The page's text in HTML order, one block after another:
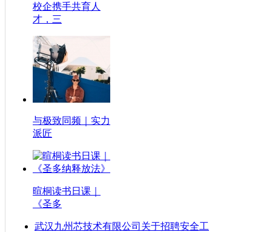
校企携手共育人
才，三
与极致同频｜实力
派匠
暄桐读书日课｜
《圣多
武汉九州芯技术有限公司关于招聘安全工